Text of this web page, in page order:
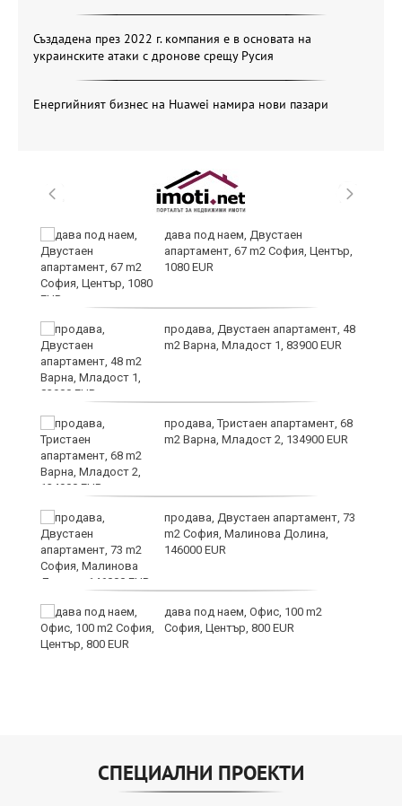
Създадена през 2022 г. компания е в основата на
украинските атаки с дронове срещу Русия
Енергийният бизнес на Huawei намира нови пазари
дава под наем, Двустаен
апартамент, 67 m2 София, Център,
1080 EUR
продава, Двустаен апартамент, 48
m2 Варна, Младост 1, 83900 EUR
продава, Тристаен апартамент, 68
m2 Варна, Младост 2, 134900 EUR
продава, Двустаен апартамент, 73
m2 София, Малинова Долина,
146000 EUR
дава под наем, Офис, 100 m2
София, Център, 800 EUR
СПЕЦИАЛНИ ПРОЕКТИ